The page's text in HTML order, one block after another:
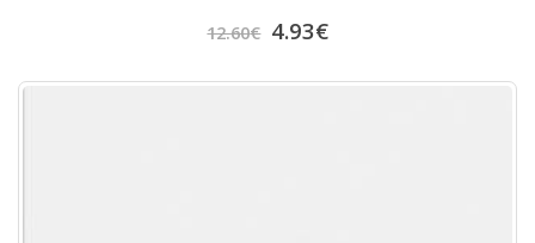
12.60€ 4.93€